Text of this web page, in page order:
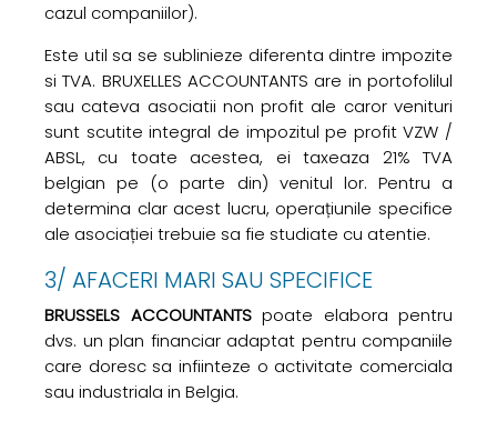
cazul companiilor).
Este util sa se sublinieze diferenta dintre impozite
si TVA. BRUXELLES ACCOUNTANTS are in portofolilul
sau cateva asociatii non profit ale caror venituri
sunt scutite integral de impozitul pe profit VZW /
ABSL, cu toate acestea, ei taxeaza 21% TVA
belgian pe (o parte din) venitul lor. Pentru a
determina clar acest lucru, operațiunile specifice
ale asociației trebuie sa fie studiate cu atentie.
3/ AFACERI MARI SAU SPECIFICE
BRUSSELS ACCOUNTANTSpoate elabora pentru
dvs. un plan financiar adaptat pentru companiile
care doresc sa infiinteze o activitate comerciala
sau industriala in Belgia.